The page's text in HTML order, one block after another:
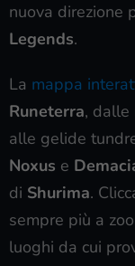
nuova direzione
Legends.
La mappa
Runeterra, dalle
alle gelide
Noxus e
di Shurima.
sempre più a
luoghi da cui